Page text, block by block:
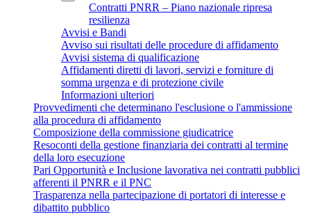
Contratti PNRR – Piano nazionale ripresa
resilienza
Avvisi e Bandi
Avviso sui risultati delle procedure di affidamento
Avvisi sistema di qualificazione
Affidamenti diretti di lavori, servizi e forniture di
somma urgenza e di protezione civile
Informazioni ulteriori
Provvedimenti che determinano l'esclusione o l'ammissione
alla procedura di affidamento
Composizione della commissione giudicatrice
Resoconti della gestione finanziaria dei contratti al termine
della loro esecuzione
Pari Opportunità e Inclusione lavorativa nei contratti pubblici
afferenti il PNRR e il PNC
Trasparenza nella partecipazione di portatori di interesse e
dibattito pubblico